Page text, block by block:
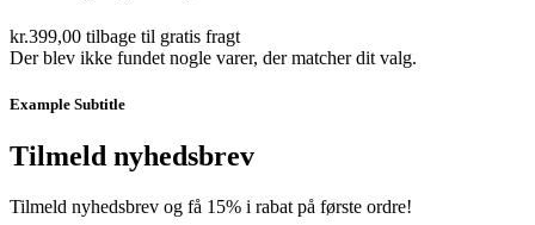
kr.399,00 tilbage til gratis fragt
Der blev ikke fundet nogle varer, der matcher dit valg.
Example Subtitle
Tilmeld nyhedsbrev
Tilmeld nyhedsbrev og få 15% i rabat på første ordre!